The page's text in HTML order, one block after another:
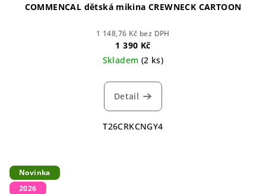
COMMENCAL dětská mikina CREWNECK CARTOON
1 148,76 Kč bez DPH
1 390 Kč
Skladem (2 ks)
Detail
T26CRKCNGY4
Novinka
2026